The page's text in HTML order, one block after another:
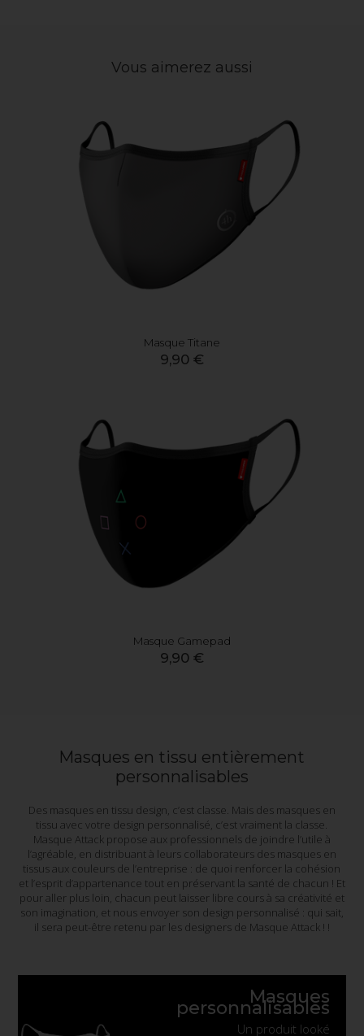
Vous aimerez aussi
Masque Titane
9,90 €
Masque Gamepad
9,90 €
Masques en tissu entièrement
personnalisables
Des masques en tissu design, c’est classe. Mais des masques en
tissu avec votre design personnalisé, c’est vraiment la classe.
Masque Attack propose aux professionnels de joindre l’utile à
l’agréable, en distribuant à leurs collaborateurs des masques en
tissus aux couleurs de l’entreprise : de quoi renforcer la cohésion
et l’esprit d’appartenance tout en préservant la santé de chacun ! Et
pour aller plus loin, chacun peut laisser libre cours à sa créativité et
son imagination, et nous envoyer son design personnalisé : qui sait,
il sera peut-être retenu par les designers de Masque Attack ! !
Masques
personnalisables
Un produit looké